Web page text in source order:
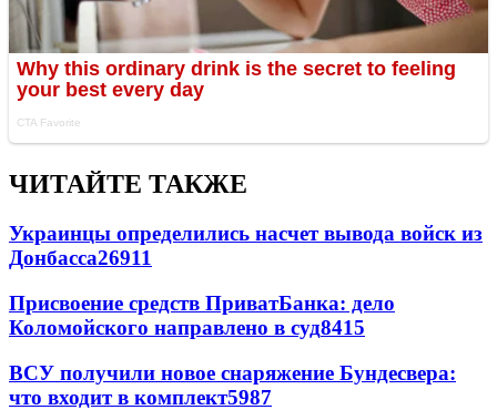
ЧИТАЙТЕ ТАКЖЕ
Украинцы определились насчет вывода войск из
Донбасса26911
Присвоение средств ПриватБанка: дело
Коломойского направлено в суд8415
ВСУ получили новое снаряжение Бундесвера:
что входит в комплект5987